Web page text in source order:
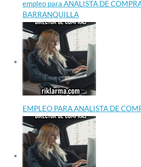
empleo para ANALISTA DE
BARRANQUILLA
EMPLEO PARA ANALISTA DE